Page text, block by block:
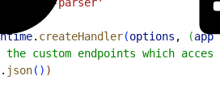
. createHandler(options , (app)
the custom endpoints which
. json( ) )